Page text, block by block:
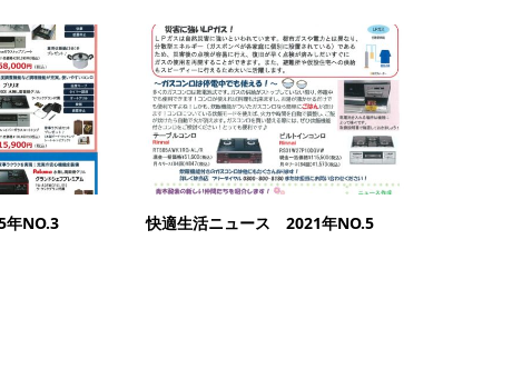
年NO.3 快適生活ニュース 2021年NO.5